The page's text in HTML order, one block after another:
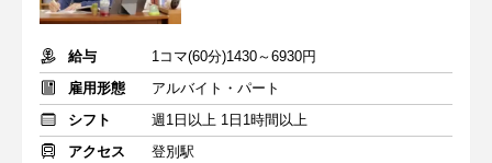
給与
1コマ(60分)1430～6930円
雇用形態
アルバイト・パート
シフト
週1日以上 1日1時間以上
アクセス
登別駅